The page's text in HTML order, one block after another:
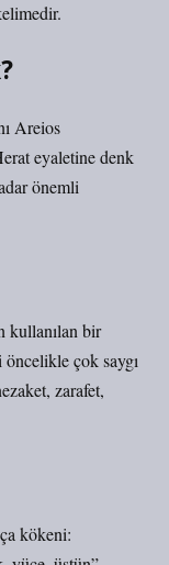
Areios
eyaletine denk
önemli
kullanılan bir
çok saygı
zarafet,
kökeni: